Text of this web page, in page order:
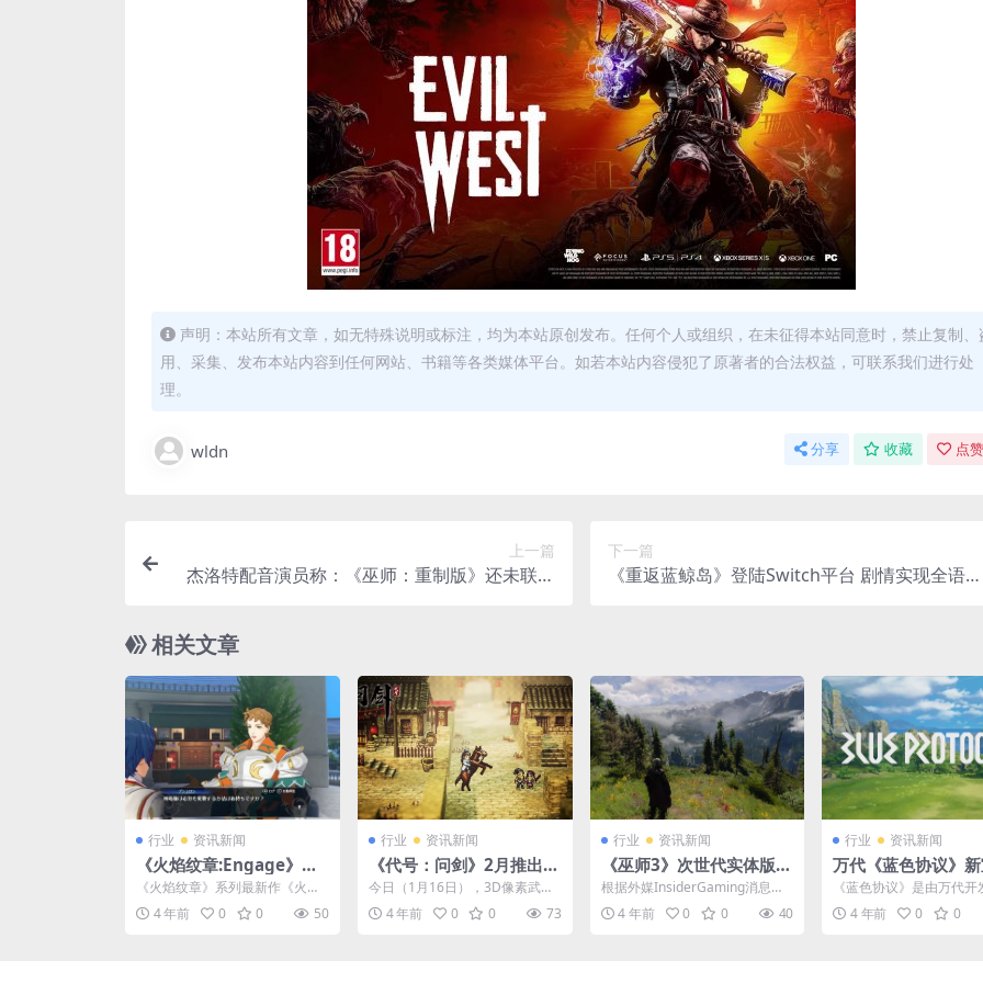
声明：本站所有文章，如无特殊说明或标注，均为本站原创发布。任何个人或组织，在未征得本站同意时，禁止复制、
用、采集、发布本站内容到任何网站、书籍等各类媒体平台。如若本站内容侵犯了原著者的合法权益，可联系我们进行处
理。
wldn 分享 收藏 点
上一篇
杰洛特配音演员称：《巫师：重制版》还未联系
下一篇
《重返蓝鲸岛》登陆Switch平台 剧情实现全语音
相关文章
行业 资讯新闻
《火焰纹章:Engage》新
角色介绍 心地善良的王城
骑士
《火焰纹章》系列最新作《火焰
纹章：Engage(Fire Emblem En
ga...4 年前 0 0 50
行业 资讯新闻
《代号：问剑》2月推出试
玩版 预告短片公布
今日（1月16日），3D像素武侠
游戏《代号：问剑》宣布将于2月
6日推出限时试玩版...
4 年前 0 0 73
行业 资讯新闻
《巫师3》次世代实体版将
于1月26日发售 价格约24
1元
根据外媒InsiderGaming消息，
《巫师3》次世代版实体版光盘将
于1月26...
4 年前 0 0 40
行业 资讯新闻
万代《蓝色协议》新
片 在雷格纳斯星球探
斗
《蓝色协议》是由万代开
作角色扮演游戏，今日官
了该作的最新宣传视频。
4 年前 0 0